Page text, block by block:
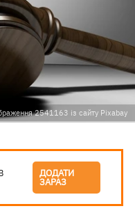
2541163 із сайту Pixabay
ДОДАТИ
ЗАРАЗ